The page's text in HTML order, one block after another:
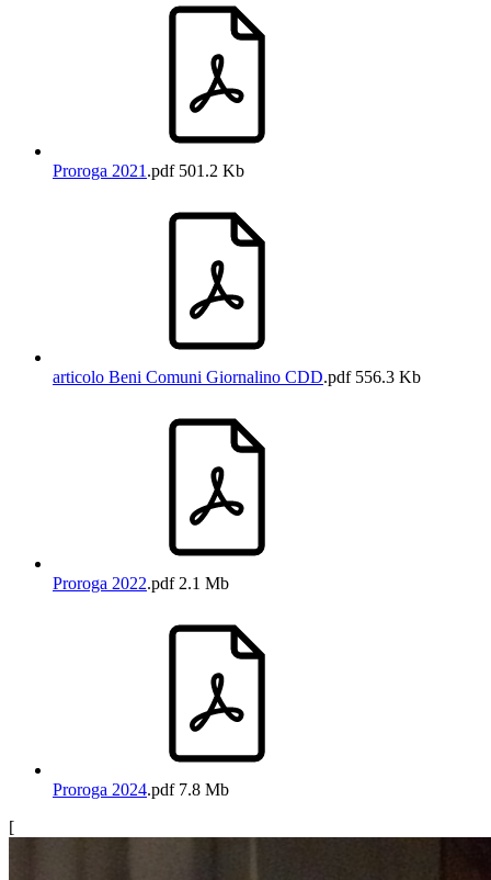
Proroga 2021 .pdf501.2 Kb
articolo Beni Comuni Giornalino CDD.pdf556.3 Kb
Proroga 2022.pdf2.1 Mb
Proroga 2024.pdf7.8 Mb
[